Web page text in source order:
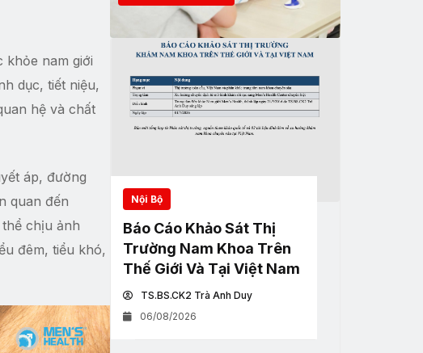
khỏe nam giới
dục, tiết niệu,
hệ và chất
áp, đường
quan đến
chịu ảnh
đêm, tiểu khó,
Nội Bộ
Báo Cáo Khảo Sát Thị
Trường Nam Khoa Trên
Thế Giới Và Tại Việt Nam
TS.BS.CK2 Trà Anh Duy
06/08/2026